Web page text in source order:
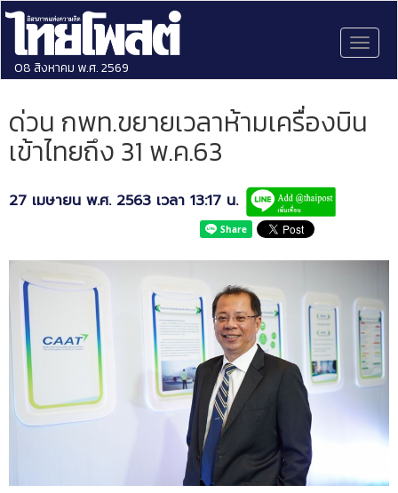
08 สิงหาคม พ.ศ. 2569
ด่วน กพท.ขยายเวลาห้ามเครื่องบิน
เข้าไทยถึง 31 พ.ค.63
27 เมษายน พ.ศ. 2563 เวลา 13:17 น.